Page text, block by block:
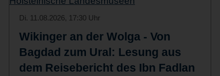
Di. 11.08.2026, 17:30 Uhr
Wikinger an der Wolga - Von
Bagdad zum Ural: Lesung aus
dem Reisebericht des Ibn Fadlan